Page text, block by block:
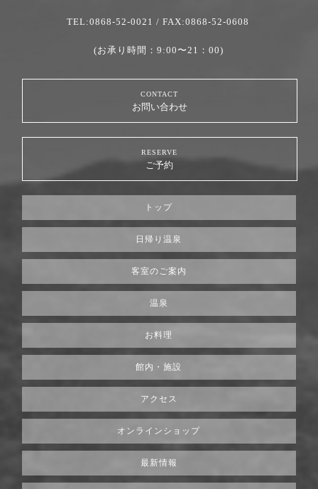
TEL:0868-52-0021 / FAX:0868-52-0608
(お承り時間：9:00〜21：00)
CONTACT
お問い合わせ
RESERVE
ご予約
トップ
日帰り温泉
客室のご案内
温泉
お料理
館内・施設
アクセス
オンラインショップ
最新情報